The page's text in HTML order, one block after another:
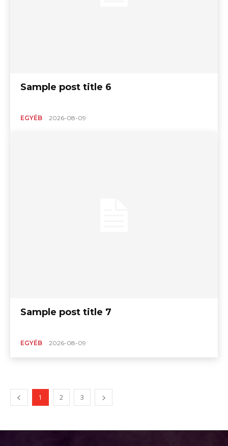
Sample post title 6
EGYÉB 2026-08-09
Sample post title 7
EGYÉB 2026-08-09
1 2 3